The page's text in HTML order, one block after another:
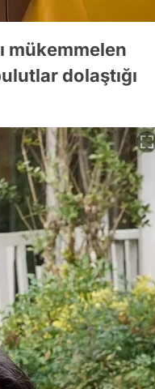
mükemmelen
dolaştığı